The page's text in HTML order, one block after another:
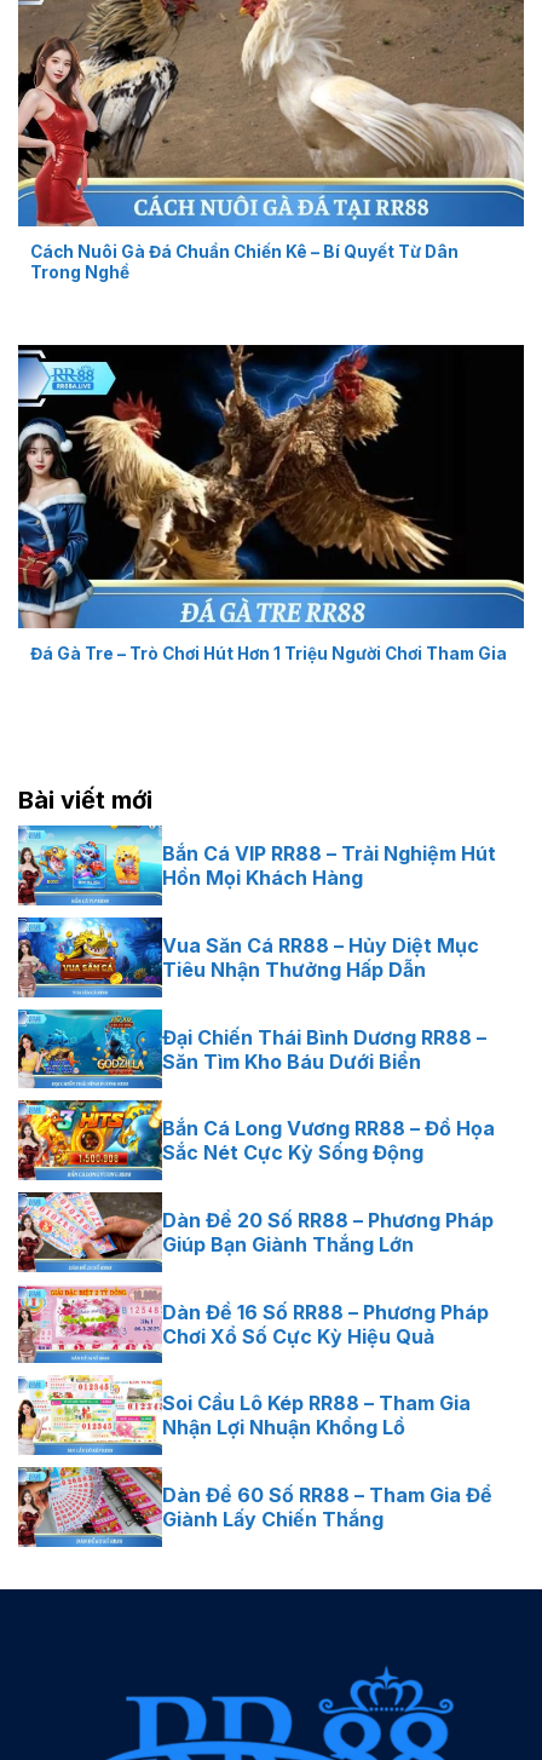
Cách Nuôi Gà Đá Chuẩn Chiến Kê – Bí Quyết Từ Dân
Trong Nghề
Đá Gà Tre – Trò Chơi Hút Hơn 1 Triệu Người Chơi Tham Gia
Bài viết mới
Bắn Cá VIP RR88 – Trải Nghiệm Hút
Hồn Mọi Khách Hàng
Vua Săn Cá RR88 – Hủy Diệt Mục
Tiêu Nhận Thưởng Hấp Dẫn
Đại Chiến Thái Bình Dương RR88 –
Săn Tìm Kho Báu Dưới Biển
Bắn Cá Long Vương RR88 – Đồ Họa
Sắc Nét Cực Kỳ Sống Động
Dàn Đề 20 Số RR88 – Phương Pháp
Giúp Bạn Giành Thắng Lớn
Dàn Đề 16 Số RR88 – Phương Pháp
Chơi Xổ Số Cực Kỳ Hiệu Quả
Soi Cầu Lô Kép RR88 – Tham Gia
Nhận Lợi Nhuận Khổng Lồ
Dàn Đề 60 Số RR88 – Tham Gia Để
Giành Lấy Chiến Thắng